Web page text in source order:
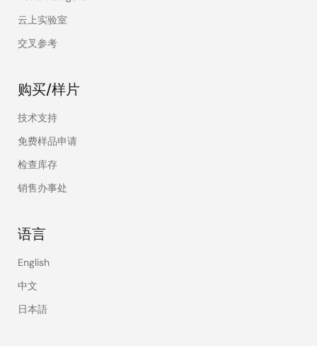
云上实验室
交叉参考
购买/样片
技术支持
免费样品申请
检查库存
销售办事处
语言
English
中文
日本語